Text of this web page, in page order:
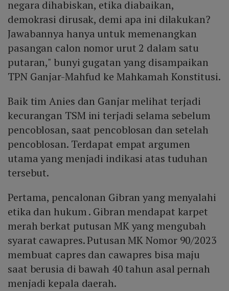
negara dihabiskan, etika diabaikan,
demokrasi dirusak, demi apa ini dilakukan?
Jawabannya hanya untuk memenangkan
pasangan calon nomor urut 2 dalam satu
putaran," bunyi gugatan yang disampaikan
TPN Ganjar-Mahfud ke Mahkamah Konstitusi.
Baik tim Anies dan Ganjar melihat terjadi
kecurangan TSM ini terjadi selama sebelum
pencoblosan, saat pencoblosan dan setelah
pencoblosan. Terdapat empat argumen
utama yang menjadi indikasi atas tuduhan
tersebut.
Pertama, pencalonan Gibran yang menyalahi
etika dan hukum . Gibran mendapat karpet
merah berkat putusan MK yang mengubah
syarat cawapres. Putusan MK Nomor 90/2023
membuat capres dan cawapres bisa maju
saat berusia di bawah 40 tahun asal pernah
menjadi kepala daerah.